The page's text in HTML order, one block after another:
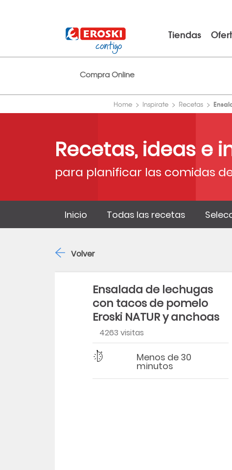
Tiendas
Compra Online
Home Inspirate Recetas
Recetas, ideas e
para planificar las comidas
Inicio Todas las recetas
Ensalada de lechugas
con tacos de pomelo
Eroski NATUR y anchoas
4263 visitas
Dificultad
Tiempo Menos de 30
minutos
Volver